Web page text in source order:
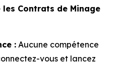
Contrats de Minage
: Aucune compétence
vous et lancez